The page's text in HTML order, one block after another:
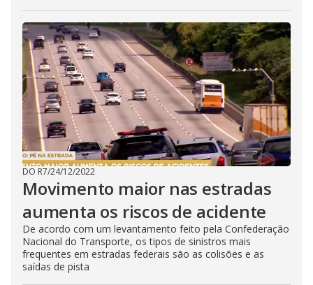
DO R7/24/12/2022
Movimento maior nas estradas
aumenta os riscos de acidente
De acordo com um levantamento feito pela Confederação
Nacional do Transporte, os tipos de sinistros mais
frequentes em estradas federais são as colisões e as
saídas de pista